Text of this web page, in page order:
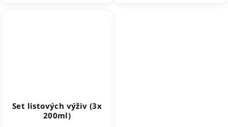
Set listových výživ (3x
200ml)